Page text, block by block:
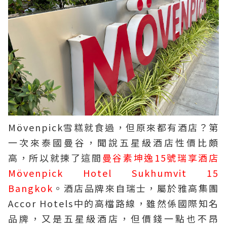
Mövenpick雪糕就食過，但原來都有酒店？第
一次來泰國曼谷，聞說五星級酒店性價比頗
高，所以就揀了這間曼谷素坤逸15號瑞享酒店
Mövenpick Hotel Sukhumvit 15
Bangkok 。酒店品牌來自瑞士，屬於雅高集團
Accor Hotels中的高檔路線，雖然係國際知名
品牌，又是五星級酒店，但價錢一點也不昂